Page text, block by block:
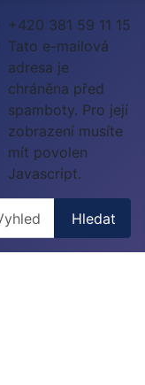
+420 381 59 11 15
Tato e-mailová
adresa je
chráněna před
spamboty. Pro její
zobrazení musíte
mít povolen
Javascript.
Hledat